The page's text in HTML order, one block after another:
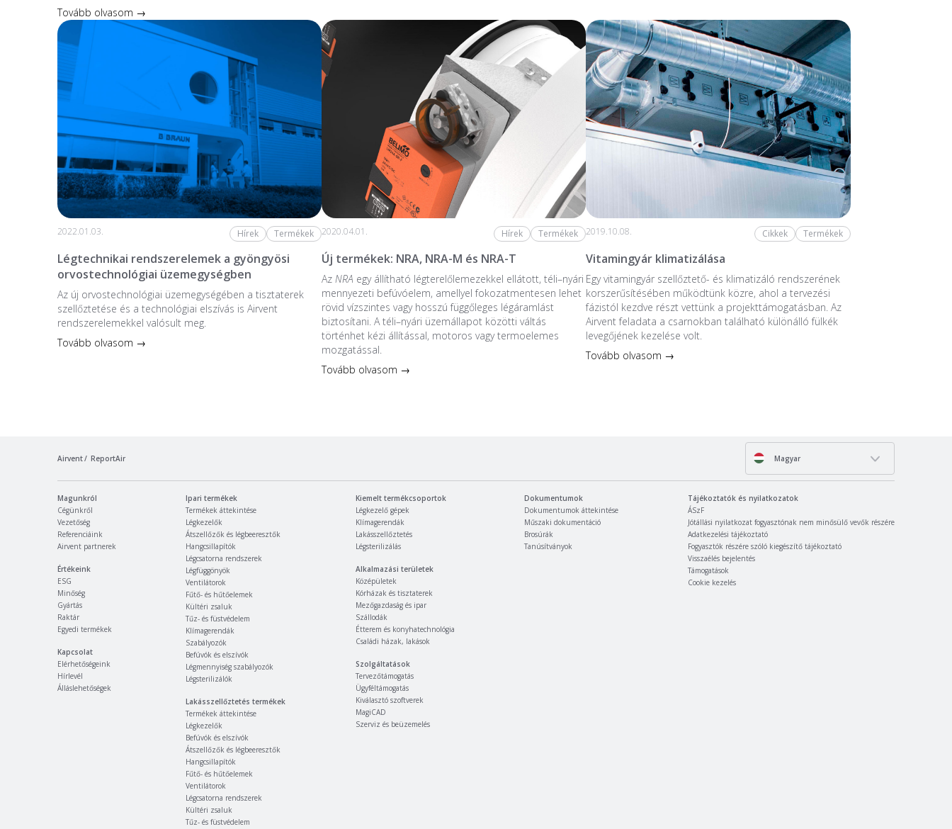
Tovább olvasom →
2022.01.03. Hírek Termékek
Légtechnikai rendszerelemek a gyöngyösi
orvostechnológiai üzemegységben
Az új orvostechnológiai üzem­egységében a tiszta­terek
szellőztetése és a technológiai elszívás is Airvent
rendszerelemekkel valósult meg.
Tovább olvasom →
2020.04.01. Hírek Termékek
Új termékek: NRA, NRA-M és NRA-T
Az NRA egy állítható légterelőlemezekkel ellátott, téli–nyári
mennyezeti befúvóelem, amellyel fokozatmentesen lehet
rövid vízszintes vagy hosszú függőleges légáramlást
biztosítani. A téli–nyári üzemállapot közötti váltás
történhet kézi állítással, motoros vagy termoelemes
mozgatással.
Tovább olvasom →
2019.10.08. Cikkek Termékek
Vitamingyár klimatizálása
Egy vitamingyár szellőztető- és klimatizáló rendszerének
korszerűsítésében működtünk közre, ahol a tervezési
fázistól kezdve részt vettünk a projekttámogatásban. Az
Airvent feladata a csarnokban található különálló fülkék
levegőjének kezelése volt.
Tovább olvasom →
Airvent ReportAir Magyar
Magunkról
Cégünkről
Vezetőség
Referenciáink
Airvent partnerek
Értékeink
ESG
Minőség
Gyártás
Raktár
Egyedi termékek
Kapcsolat
Elérhetőségeink
Hírlevél
Álláslehetőségek
Ipari termékek
Termékek áttekintése
Légkezelők
Átszellőzők és légbeeresztők
Hangcsillapítók
Légcsatorna rendszerek
Légfüggönyök
Ventilátorok
Fűtő- és hűtőelemek
Kültéri zsaluk
Tűz- és füstvédelem
Klímagerendák
Szabályozók
Befúvók és elszívók
Légmennyiség szabályozók
Légsterilizálók
Lakásszellőztetés termékek
Termékek áttekintése
Légkezelők
Befúvók és elszívók
Átszellőzők és légbeeresztők
Hangcsillapítók
Fűtő- és hűtőelemek
Ventilátorok
Légcsatorna rendszerek
Kültéri zsaluk
Tűz- és füstvédelem
Kiemelt termékcsoportok
Légkezelő gépek
Klímagerendák
Lakásszellőztetés
Légsterilizálás
Alkalmazási területek
Középületek
Kórházak és tisztaterek
Mezőgazdaság és ipar
Szállodák
Étterem és konyhatechnológia
Családi házak, lakások
Szolgáltatások
Tervezőtámogatás
Ügyféltámogatás
Kiválasztó szoftverek
MagiCAD
Szerviz és beüzemelés
Dokumentumok
Dokumentumok áttekintése
Műszaki dokumentáció
Brosúrák
Tanúsítványok
Tájékoztatók és nyilatkozatok
ÁSzF
Jótállási nyilatkozat fogyasztónak nem minősülő vevők részére
Adatkezelési tájékoztató
Fogyasztók részére szóló kiegészítő tájékoztató
Visszaélés bejelentés
Támogatások
Cookie kezelés